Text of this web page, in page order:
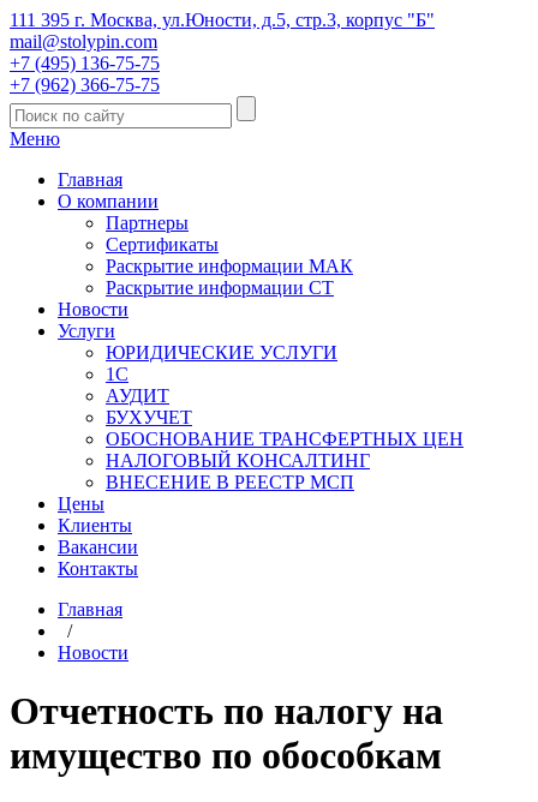
111 395 г. Москва, ул.Юности, д.5, стр.3, корпус "Б"
mail@stolypin.com
+7 (495) 136-75-75
+7 (962) 366-75-75
Меню
Главная
О компании
Партнеры
Сертификаты
Раскрытие информации МАК
Раскрытие информации СТ
Новости
Услуги
ЮРИДИЧЕСКИЕ УСЛУГИ
1С
АУДИТ
БУХУЧЕТ
ОБОСНОВАНИЕ ТРАНСФЕРТНЫХ ЦЕН
НАЛОГОВЫЙ КОНСАЛТИНГ
ВНЕСЕНИЕ В РЕЕСТР МСП
Цены
Клиенты
Вакансии
Контакты
Главная
/
Новости
Отчетность по налогу на
имущество по обособкам